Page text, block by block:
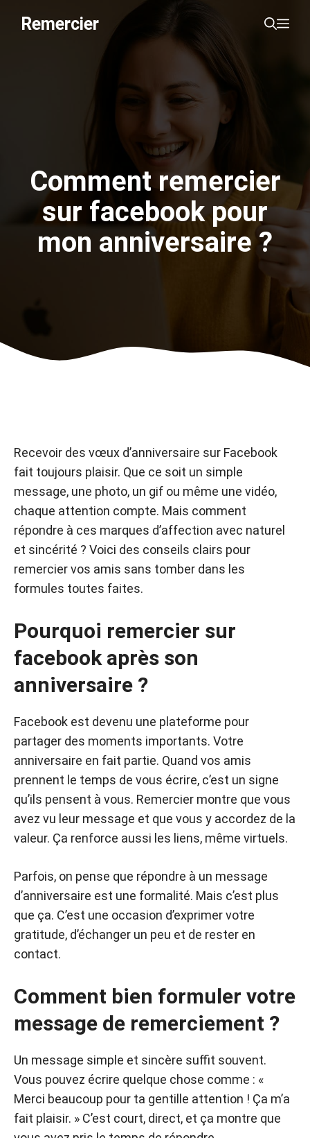
Remercier
Comment remercier
sur facebook pour
mon anniversaire ?
Recevoir des vœux d’anniversaire sur Facebook
fait toujours plaisir. Que ce soit un simple
message, une photo, un gif ou même une vidéo,
chaque attention compte. Mais comment
répondre à ces marques d’affection avec naturel
et sincérité ? Voici des conseils clairs pour
remercier vos amis sans tomber dans les
formules toutes faites.
Pourquoi remercier sur
facebook après son
anniversaire ?
Facebook est devenu une plateforme pour
partager des moments importants. Votre
anniversaire en fait partie. Quand vos amis
prennent le temps de vous écrire, c’est un signe
qu’ils pensent à vous. Remercier montre que vous
avez vu leur message et que vous y accordez de la
valeur. Ça renforce aussi les liens, même virtuels.
Parfois, on pense que répondre à un message
d’anniversaire est une formalité. Mais c’est plus
que ça. C’est une occasion d’exprimer votre
gratitude, d’échanger un peu et de rester en
contact.
Comment bien formuler votre
message de remerciement ?
Un message simple et sincère suffit souvent.
Vous pouvez écrire quelque chose comme : «
Merci beaucoup pour ta gentille attention ! Ça m’a
fait plaisir. » C’est court, direct, et ça montre que